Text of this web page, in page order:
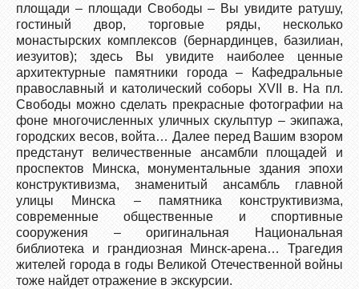
площади – площади Свободы – Вы увидите ратушу,
гостиный двор, торговые ряды, несколько
монастырских комплексов (бернардинцев, базилиан,
иезуитов); здесь Вы увидите наиболее ценные
архитектурные памятники города – Кафедральные
православный и католический соборы ХVII в. На пл.
Свободы можно сделать прекрасные фотографии на
фоне многочисленных уличных скульптур – экипажа,
городских весов, войта… Далее перед Вашим взором
предстанут величественные ансамбли площадей и
проспектов Минска, монументальные здания эпохи
конструктивизма, знаменитый ансамбль главной
улицы Минска – памятника конструктивизма,
современные общественные и спортивные
сооружения – оригинальная Национальная
библиотека и грандиозная Минск-арена… Трагедия
жителей города в годы Великой Отечественной войны
тоже найдет отражение в экскурсии.